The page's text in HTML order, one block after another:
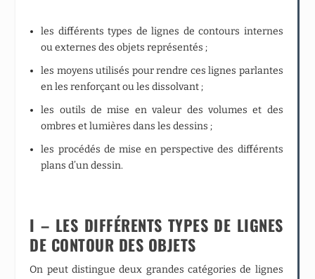
les différents types de lignes de contours internes
ou externes des objets représentés ;
les moyens utilisés pour rendre ces lignes parlantes
en les renforçant ou les dissolvant ;
les outils de mise en valeur des volumes et des
ombres et lumières dans les dessins ;
les procédés de mise en perspective des différents
plans d’un dessin.
I – LES DIFFÉRENTS TYPES DE LIGNES
DE CONTOUR DES OBJETS
On peut distingue deux grandes catégories de lignes